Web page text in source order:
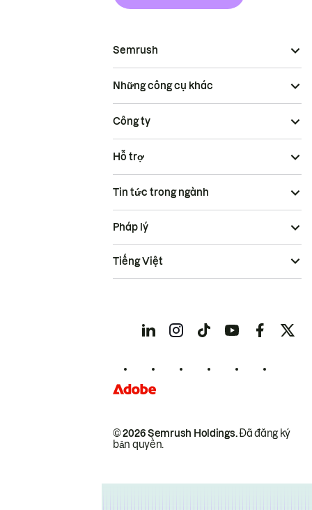
Semrush
Những công cụ khác
Công ty
Hỗ trợ
Tin tức trong ngành
© 2026 Semrush Holdings.Đã đăng ký
bản quyền.
Pháp lý
Tiếng Việt